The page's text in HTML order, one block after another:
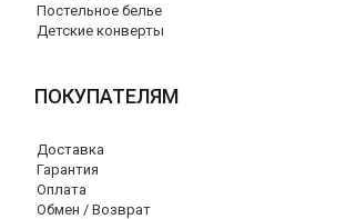
Постельное белье
Детские конверты
ПОКУПАТЕЛЯМ
Доставка
Гарантия
Оплата
Обмен / Возврат